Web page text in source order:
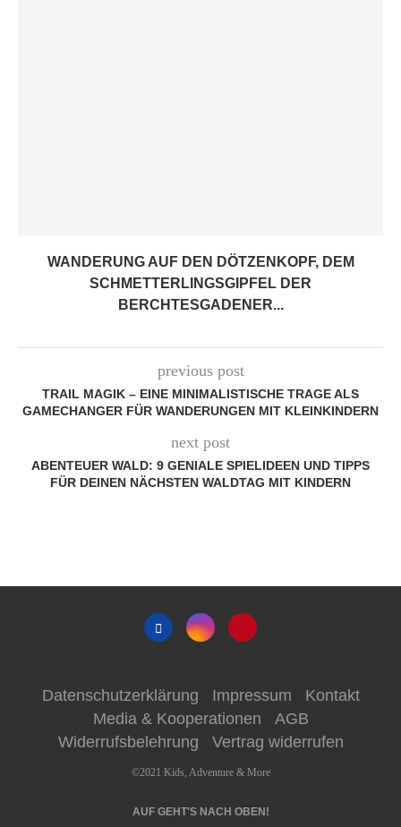
WANDERUNG AUF DEN DÖTZENKOPF, DEM
SCHMETTERLINGSGIPFEL DER
BERCHTESGADENER...
previous post
TRAIL MAGIK – EINE MINIMALISTISCHE TRAGE ALS
GAMECHANGER FÜR WANDERUNGEN MIT KLEINKINDERN
next post
ABENTEUER WALD: 9 GENIALE SPIELIDEEN UND TIPPS
FÜR DEINEN NÄCHSTEN WALDTAG MIT KINDERN
Datenschutzerklärung Impressum
Kontakt
Media & Kooperationen
AGB
Widerrufsbelehrung
Vertrag widerrufen
©2021 Kids, Adventure & More
AUF GEHT'S NACH OBEN!